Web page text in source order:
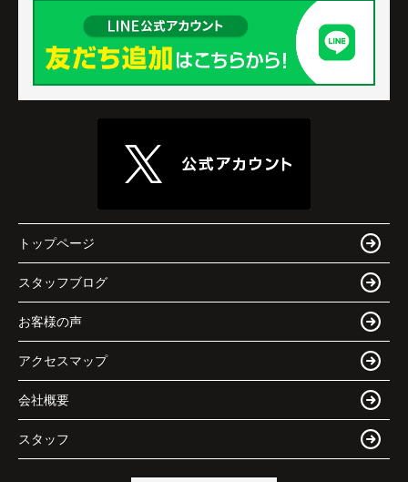
トップページ
スタッフブログ
お客様の声
アクセスマップ
会社概要
スタッフ